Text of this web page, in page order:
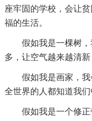
座牢固的学校，会让
福的生活。
假如我是一棵树
多，让空气越来越清
假如我是画家，
全世界的人都知道我
假如我是一个修